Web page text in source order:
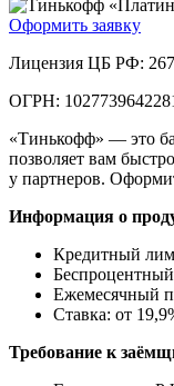
Оформить заявку
Лицензия ЦБ РФ:
ОГРН:
«Тинькофф» — это
позволяет вам
у партнеров.
Информация о
Кредитный
Ежемесячный
Ставка: от
Требование к